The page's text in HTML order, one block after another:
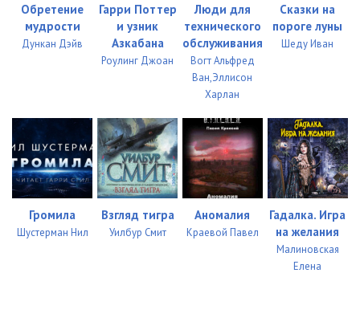
Обретение
мудрости
Дункан Дэйв
Гарри Поттер
и узник
Азкабана
Роулинг Джоан
Люди для
технического
обслуживания
Вогт Альфред
Ван,Эллисон
Харлан
Сказки на
пороге луны
Шеду Иван
Громила
Шустерман Нил
Взгляд тигра
Уилбур Смит
Аномалия
Краевой Павел
Гадалка. Игра
на желания
Малиновская
Елена